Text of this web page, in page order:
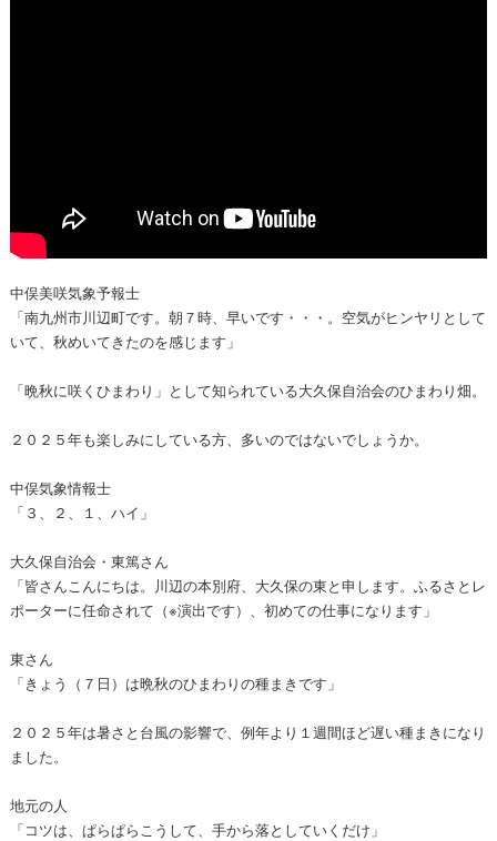
中俣美咲気象予報士
「南九州市川辺町です。朝７時、早いです・・・。空気がヒンヤリとして
いて、秋めいてきたのを感じます」
「晩秋に咲くひまわり」として知られている大久保自治会のひまわり畑。
２０２５年も楽しみにしている方、多いのではないでしょうか。
中俣気象情報士
「３、２、１、ハイ」
大久保自治会・東篤さん
「皆さんこんにちは。川辺の本別府、大久保の東と申します。ふるさとレ
ポーターに任命されて（※演出です）、初めての仕事になります」
東さん
「きょう（７日）は晩秋のひまわりの種まきです」
２０２５年は暑さと台風の影響で、例年より１週間ほど遅い種まきになり
ました。
地元の人
「コツは、ぱらぱらこうして、手から落としていくだけ」